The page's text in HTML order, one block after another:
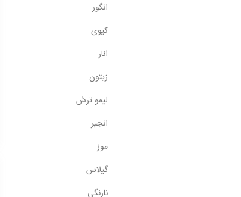
انگور
کیوی
انار
زیتون
لیمو ترش
انجیر
موز
گیلاس
نارنگی